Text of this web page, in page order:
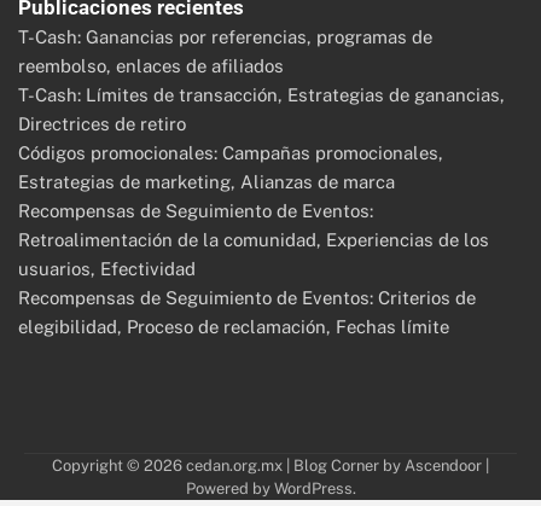
Publicaciones recientes
T-Cash: Ganancias por referencias, programas de
reembolso, enlaces de afiliados
T-Cash: Límites de transacción, Estrategias de ganancias,
Directrices de retiro
Códigos promocionales: Campañas promocionales,
Estrategias de marketing, Alianzas de marca
Recompensas de Seguimiento de Eventos:
Retroalimentación de la comunidad, Experiencias de los
usuarios, Efectividad
Recompensas de Seguimiento de Eventos: Criterios de
elegibilidad, Proceso de reclamación, Fechas límite
Copyright © 2026 cedan.org.mx | Blog Corner by Ascendoor
Powered by WordPress.